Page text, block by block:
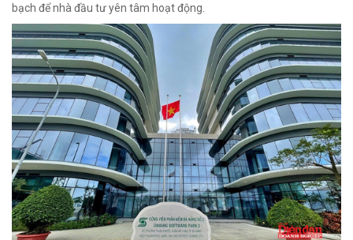
bạch để nhà đầu tư yên tâm hoạt động.